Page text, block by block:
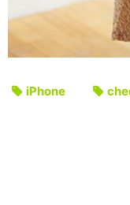
iPhone